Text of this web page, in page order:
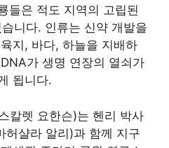
들은 적도 지역의 고립된
니다. 인류는 신약 개발을
지, 바다, 하늘을 지배하
가 생명 연장의 열쇠가
됩니다.
칼렛 요한슨)는 헨리 박사
허샬라 알리)과 함께 지구